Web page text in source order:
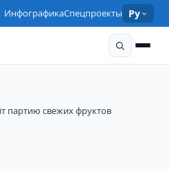
ИнфографикаСпецпроекты Ру
партию свежих фруктов